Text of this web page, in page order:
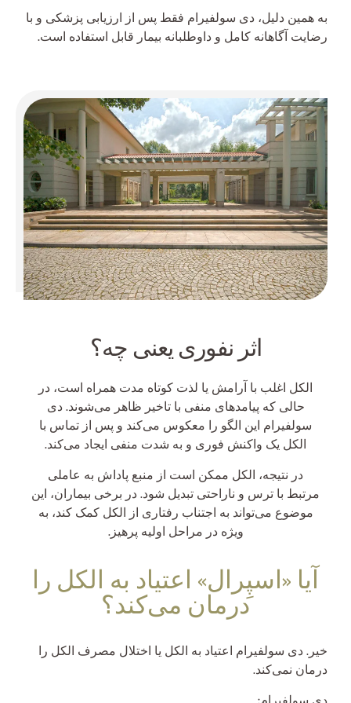
به همین دلیل، دی سولفیرام فقط پس از ارزیابی پزشکی و با
رضایت آگاهانه کامل و داوطلبانه بیمار قابل استفاده است.
اثر نفوری یعنی چه؟
الکل اغلب با آرامش یا لذت کوتاه مدت همراه است، در
حالی که پیامدهای منفی با تاخیر ظاهر می‌شوند. دی
سولفیرام این الگو را معکوس می‌کند و پس از تماس با
الکل یک واکنش فوری و به شدت منفی ایجاد می‌کند.
در نتیجه، الکل ممکن است از منبع پاداش به عاملی
مرتبط با ترس و ناراحتی تبدیل شود. در برخی بیماران، این
موضوع می‌تواند به اجتناب رفتاری از الکل کمک کند، به
ویژه در مراحل اولیه پرهیز.
آیا «اسپِرال» اعتیاد به الکل را
درمان می‌کند؟
خیر. دی سولفیرام اعتیاد به الکل یا اختلال مصرف الکل را
درمان نمی‌کند.